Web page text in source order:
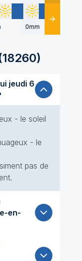
0mm Détails
18260)
jeudi 6
- le soleil
- le
pas de